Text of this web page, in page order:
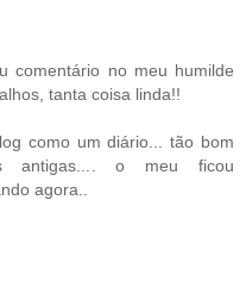
comentário no meu humilde
tanta coisa linda!!
como um diário... tão bom
antigas.... o meu ficou
agora..